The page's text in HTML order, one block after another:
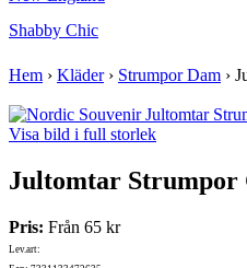
Shabby Chic
Hem › Kläder› Strumpor Dam ›
Visa bild i full storlek
Jultomtar Strumpor
Pris: Från 65 kr
Lev.art: